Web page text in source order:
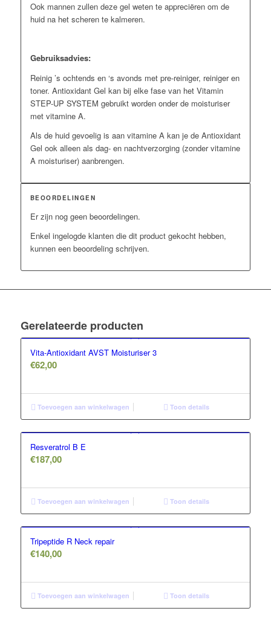
Ook mannen zullen deze gel weten te appreciëren om de
huid na het scheren te kalmeren.
Gebruiksadvies:
Reinig ’s ochtends en ‘s avonds met pre-reiniger, reiniger en
toner. Antioxidant Gel kan bij elke fase van het Vitamin
STEP-UP SYSTEM gebruikt worden onder de moisturiser
met vitamine A.
Als de huid gevoelig is aan vitamine A kan je de Antioxidant
Gel ook alleen als dag- en nachtverzorging (zonder vitamine
A moisturiser) aanbrengen.
BEOORDELINGEN
Er zijn nog geen beoordelingen.
Enkel ingelogde klanten die dit product gekocht hebben,
kunnen een beoordeling schrijven.
Gerelateerde producten
Vita-Antioxidant AVST Moisturiser 3
€62,00
Toevoegen aan winkelwagen Toon details
Resveratrol B E
€187,00
Toevoegen aan winkelwagen Toon details
Tripeptide R Neck repair
€140,00
Toevoegen aan winkelwagen Toon details